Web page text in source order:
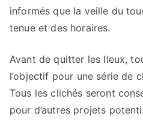
informés que la veille du
tenue et des horaires.
Avant de quitter les lieux,
l’objectif pour une série de
Tous les clichés seront
pour d’autres projets